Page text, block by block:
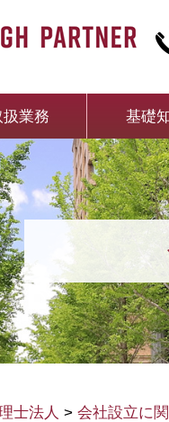
業務 基礎
士法人 > 会社設立に